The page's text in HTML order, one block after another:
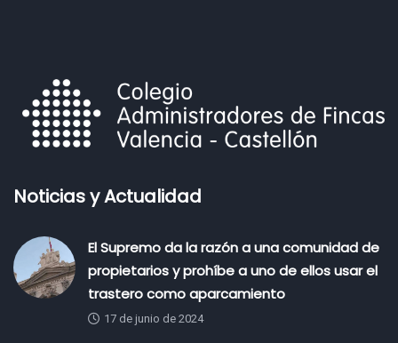
Noticias y Actualidad
El Supremo da la razón a una comunidad de
propietarios y prohíbe a uno de ellos usar el
trastero como aparcamiento
17 de junio de 2024